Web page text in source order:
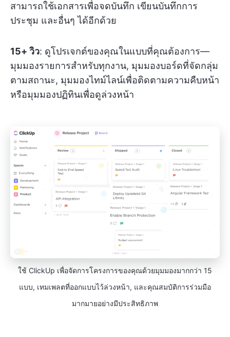
สามารถใช้เอกสารเพื่อจดบันทึก เขียนบันทึกการ
ประชุม และอื่นๆ ได้อีกด้วย
15+ วิว: ดูโปรเจกต์ของคุณในแบบที่คุณต้องการ—
มุมมองรายการสำหรับทุกงาน, มุมมองบอร์ดที่จัดกลุ่ม
ตามสถานะ, มุมมองไทม์ไลน์เพื่อติดตามความคืบหน้า
หรือมุมมองปฏิทินเพื่อดูล่วงหน้า
ใช้ ClickUp เพื่อจัดการโครงการของคุณด้วยมุมมองมากกว่า 15
แบบ, เทมเพลตที่ออกแบบไว้ล่วงหน้า, และคุณสมบัติการร่วมมือ
มากมายอย่างมีประสิทธิภาพ